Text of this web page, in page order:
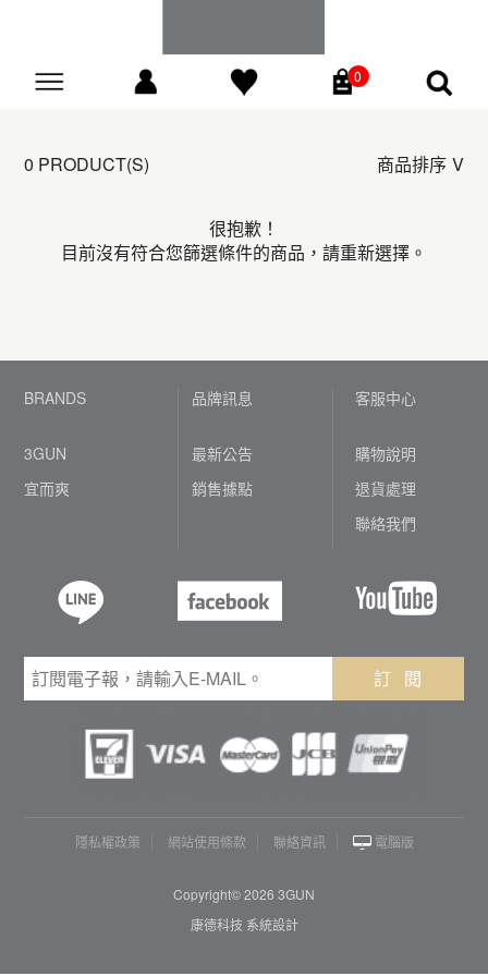
0
0 PRODUCT(S) 商品排序
很抱歉！
目前沒有符合您篩選條件的商品，請重新選擇。
BRANDS
3GUN
宜而爽
品牌訊息
最新公告
銷售據點
客服中心
購物說明
退貨處理
聯絡我們
訂 閱
隱私權政策 網站使用條款 聯絡資訊 電腦版
Copyright© 2026 3GUN
康德科技 系統設計